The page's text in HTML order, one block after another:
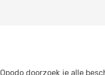
doorzoek je alle